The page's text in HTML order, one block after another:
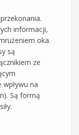
informacji,
oka.
są
ze
na
Są formą